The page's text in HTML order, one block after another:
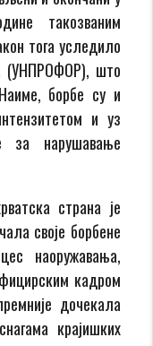
такозваним
тога уследило
(УНПРОФОР), што
борбе су и
и уз
за нарушавање
страна је
своје борбене
наоружавања,
кадром
дочекала
крајишких